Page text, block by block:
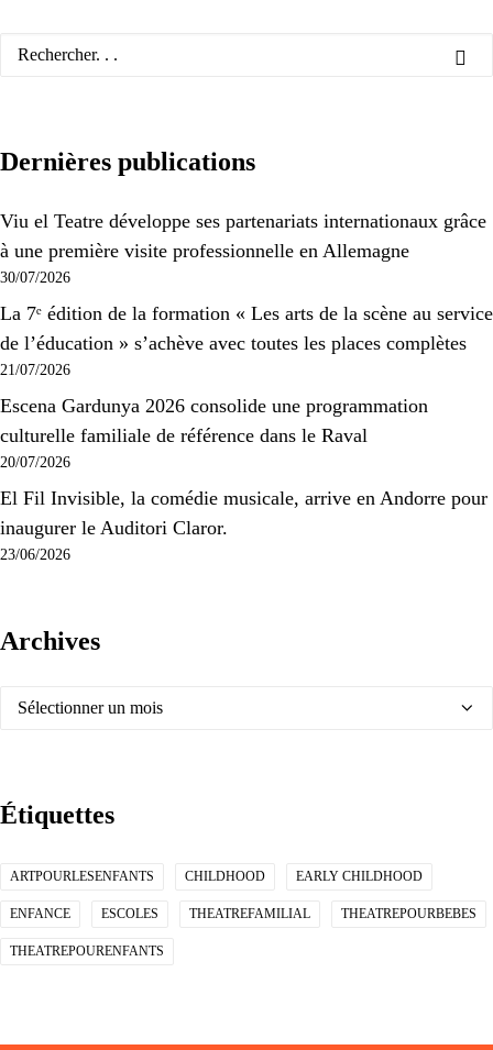
Dernières publications
Viu el Teatre développe ses partenariats internationaux grâce
à une première visite professionnelle en Allemagne
30/07/2026
La 7ᵉ édition de la formation « Les arts de la scène au service
de l’éducation » s’achève avec toutes les places complètes
21/07/2026
Escena Gardunya 2026 consolide une programmation
culturelle familiale de référence dans le Raval
20/07/2026
El Fil Invisible, la comédie musicale, arrive en Andorre pour
inaugurer le Auditori Claror.
23/06/2026
Archives
Archives
Étiquettes
ARTPOURLESENFANTS CHILDHOOD EARLY CHILDHOOD
ENFANCE ESCOLES THEATREFAMILIAL THEATREPOURBEBES
THEATREPOURENFANTS